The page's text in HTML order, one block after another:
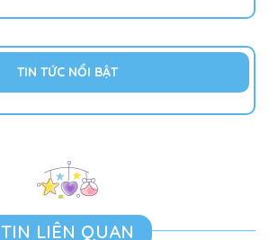
TIN TỨC NỔI BẬT
TIN LIÊN QUAN